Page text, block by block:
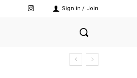
Sign in / Join